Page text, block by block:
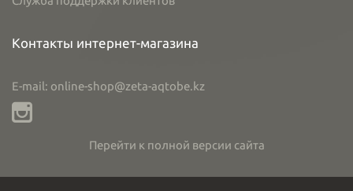
Контакты интернет-магазина
E-mail: online-shop@zeta-aqtobe.kz
Перейти к полной версии сайта